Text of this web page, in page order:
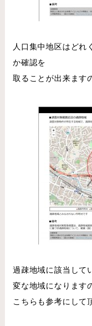
人口集中地区はどれ
か確認を
取ることが出来ます
過疎地域に該当して
変な地域になります
こちらも参考にして